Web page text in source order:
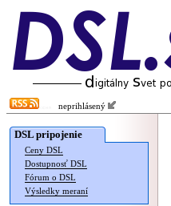
neprihlásený
DSL pripojenie
Ceny DSL
Dostupnosť DSL
Fórum o DSL
Výsledky meraní